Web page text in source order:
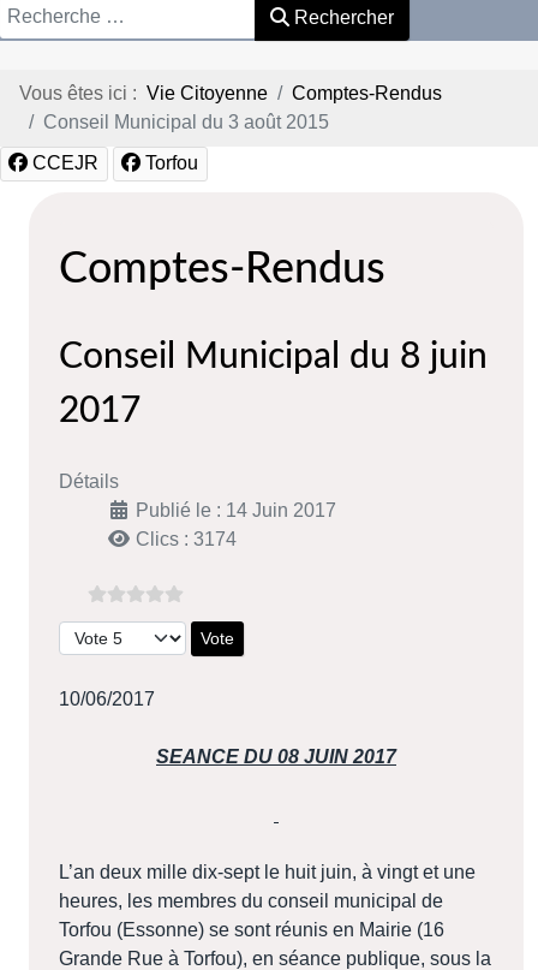
Rechercher
Vous êtes ici : Vie Citoyenne
Comptes-Rendus
Conseil Municipal du 3 août 2015
CCEJR Torfou
Comptes-Rendus
Conseil Municipal du 8 juin
2017
Détails
Publié le : 14 Juin 2017
Clics : 3174
Veuillez voter
10/06/2017
SEANCE DU 08 JUIN 2017
L’an deux mille dix-sept le huit juin, à vingt et une
heures, les membres du conseil municipal de
Torfou (Essonne) se sont réunis en Mairie (16
Grande Rue à Torfou), en séance publique, sous la